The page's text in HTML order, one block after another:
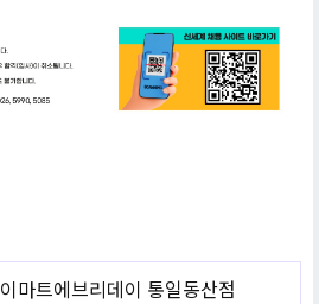
이마트에브리데이 통일동산점